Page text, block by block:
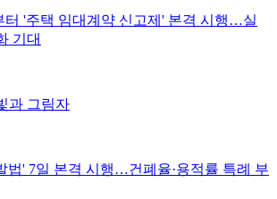
터 '주택 임대계약 신고제' 본격 시행…실
기대
과 그림자
법' 7일 본격 시행…건폐율·용적률 특례 부